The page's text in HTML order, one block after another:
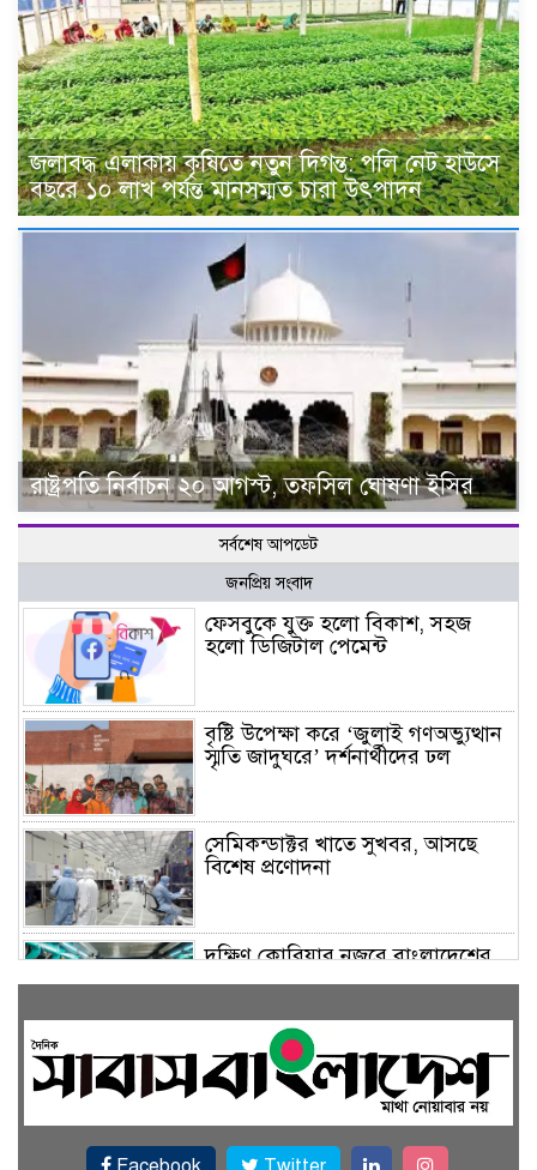
জলাবদ্ধ এলাকায় কৃষিতে নতুন দিগন্ত: পলি নেট হাউসে
বছরে ১০ লাখ পর্যন্ত মানসম্মত চারা উৎপাদন
রাষ্ট্রপতি নির্বাচন ২০ আগস্ট, তফসিল ঘোষণা ইসির
সর্বশেষ আপডেট
জনপ্রিয় সংবাদ
ফেসবুকে যুক্ত হলো বিকাশ, সহজ
হলো ডিজিটাল পেমেন্ট
বৃষ্টি উপেক্ষা করে ‘জুলাই গণঅভ্যুত্থান
স্মৃতি জাদুঘরে’ দর্শনার্থীদের ঢল
সেমিকন্ডাক্টর খাতে সুখবর, আসছে
বিশেষ প্রণোদনা
দক্ষিণ কোরিয়ার নজরে বাংলাদেশের
পোশাক শিল্প, বড় বিনিয়োগ সম্ভাবনা
জলাবদ্ধ এলাকায় কৃষিতে নতুন দিগন্ত:
পলি নেট হাউসে বছরে ১০ লাখ পর্যন্ত
মানসম্মত চারা উৎপাদন